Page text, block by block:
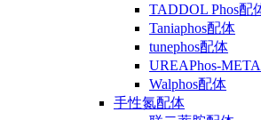
TADDOL Phos配
Taniaphos配体
tunephos配体
UREAPhos-
Walphos配体
手性氮配体